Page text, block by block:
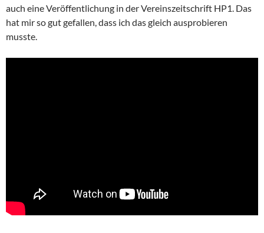
auch eine Veröffentlichung in der Vereinszeitschrift HP1. Das
hat mir so gut gefallen, dass ich das gleich ausprobieren
musste.